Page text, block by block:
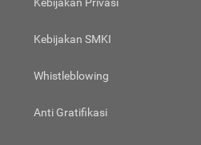
Kebijakan SMKI
Whistleblowing
Anti Gratifikasi